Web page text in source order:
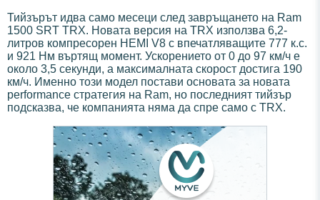
Тийзърът идва само месеци след завръщането на Ram
1500 SRT TRX. Новата версия на TRX използва 6,2-
литров компресорен HEMI V8 с впечатляващите 777 к.с.
и 921 Нм въртящ момент. Ускорението от 0 до 97 км/ч е
около 3,5 секунди, а максималната скорост достига 190
км/ч. Именно този модел постави основата за новата
performance стратегия на Ram, но последният тийзър
подсказва, че компанията няма да спре само с TRX.